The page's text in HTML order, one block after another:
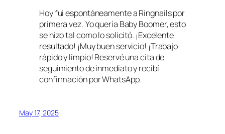
Hoy fui espontáneamente a Ringnails por
primera vez. Yo quería Baby Boomer, esto
se hizo tal como lo solicitó. ¡Excelente
resultado! ¡Muy buen servicio! ¡Trabajo
rápido y limpio! Reservé una cita de
seguimiento de inmediato y recibí
confirmación por WhatsApp.
May 17, 2025